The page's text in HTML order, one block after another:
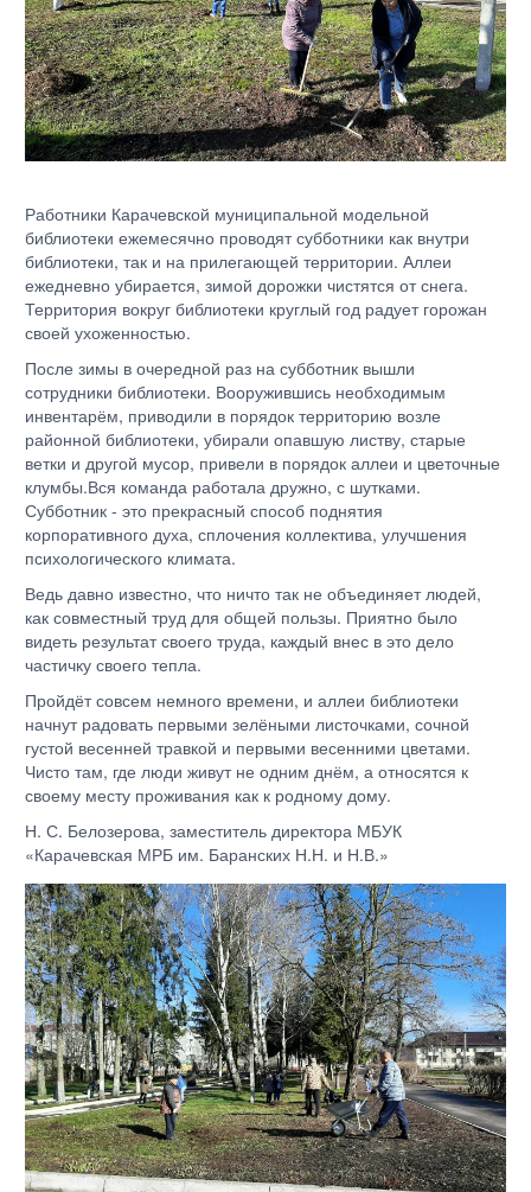
Работники Карачевской муниципальной модельной
библиотеки ежемесячно проводят субботники как внутри
библиотеки, так и на прилегающей территории. Аллеи
ежедневно убирается, зимой дорожки чистятся от снега.
Территория вокруг библиотеки круглый год радует горожан
своей ухоженностью.
После зимы в очередной раз на субботник вышли
сотрудники библиотеки. Вооружившись необходимым
инвентарём, приводили в порядок территорию возле
районной библиотеки, убирали опавшую листву, старые
ветки и другой мусор, привели в порядок аллеи и цветочные
клумбы.Вся команда работала дружно, с шутками.
Субботник - это прекрасный способ поднятия
корпоративного духа, сплочения коллектива, улучшения
психологического климата.
Ведь давно известно, что ничто так не объединяет людей,
как совместный труд для общей пользы. Приятно было
видеть результат своего труда, каждый внес в это дело
частичку своего тепла.
Пройдёт совсем немного времени, и аллеи библиотеки
начнут радовать первыми зелёными листочками, сочной
густой весенней травкой и первыми весенними цветами.
Чисто там, где люди живут не одним днём, а относятся к
своему месту проживания как к родному дому.
Н. С. Белозерова, заместитель директора МБУК
«Карачевская МРБ им. Баранских Н.Н. и Н.В.»